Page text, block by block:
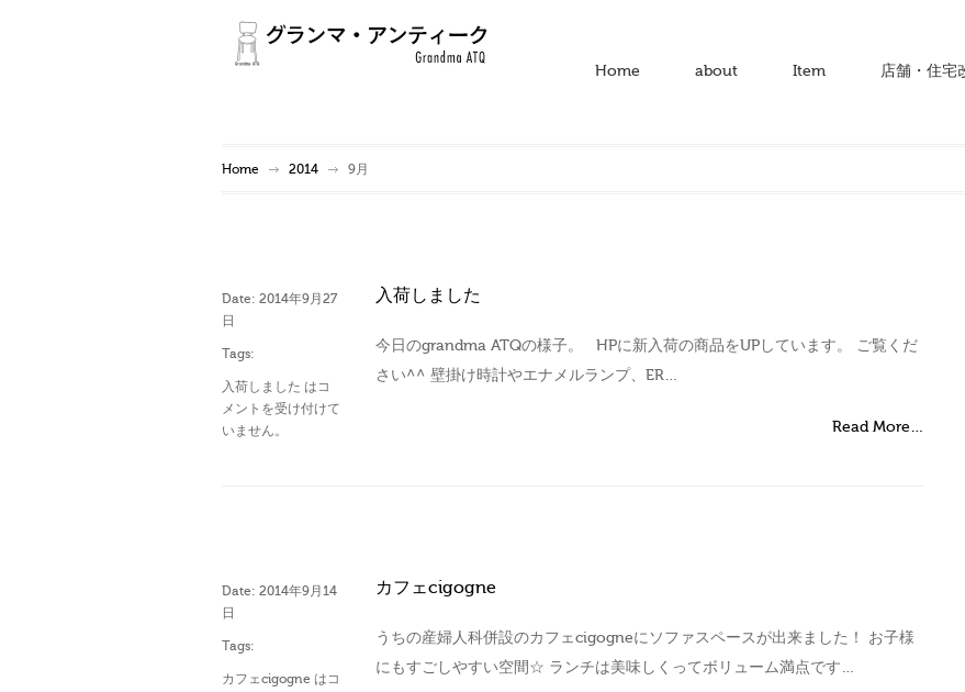
Home about Item 店舗・住宅
Home 2014 9月
Date: 2014年9月27
日
Tags:
入荷しました は コ
メントを受け付けて
いません。
入荷しました
今日のgrandma ATQの様子。 HPに新入荷の商品をUPしています。 ご覧くだ
さい^^ 壁掛け時計やエナメルランプ、ER…
Read More…
Date: 2014年9月14
日
Tags:
カフェcigogne は コ
カフェcigogne
うちの産婦人科併設のカフェcigogneにソファスペースが出来ました！ お子様
にもすごしやすい空間☆ ランチは美味しくってボリューム満点です…